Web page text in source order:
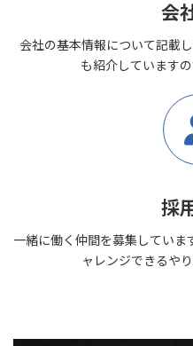
会
会社の基本情報について記載
も紹介しています
採
一緒に働く仲間を募集していま
ャレンジできるや